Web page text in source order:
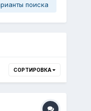
поиска
СОРТИРОВКА